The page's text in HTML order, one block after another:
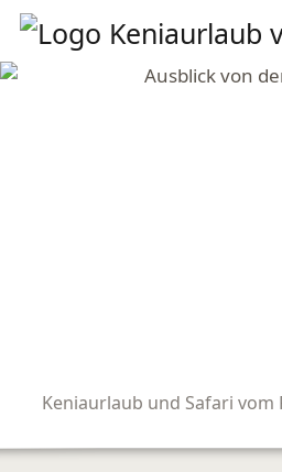
Keniaurlaub und Safari